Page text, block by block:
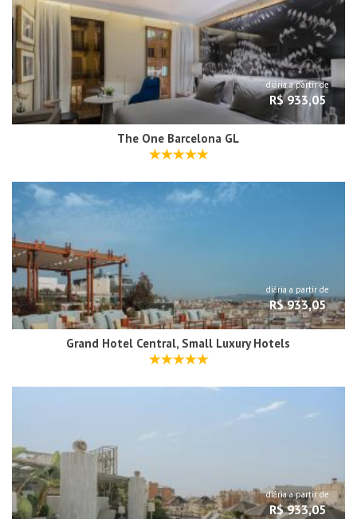
diária a partir de
R$ 933,05
The One Barcelona GL
diária a partir de
R$ 933,05
Grand Hotel Central, Small Luxury Hotels
diária a partir de
R$ 933,05